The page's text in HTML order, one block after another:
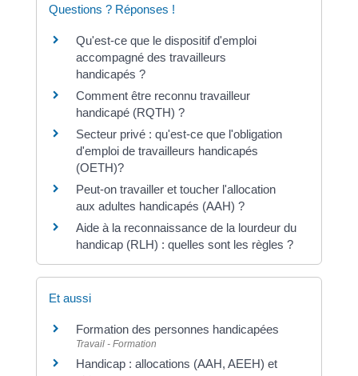
Questions ? Réponses !
Qu'est-ce que le dispositif d'emploi
accompagné des travailleurs
handicapés ?
Comment être reconnu travailleur
handicapé (RQTH) ?
Secteur privé : qu'est-ce que l'obligation
d'emploi de travailleurs handicapés
(OETH)?
Peut-on travailler et toucher l'allocation
aux adultes handicapés (AAH) ?
Aide à la reconnaissance de la lourdeur du
handicap (RLH) : quelles sont les règles ?
Et aussi
Formation des personnes handicapées
Travail - Formation
Handicap : allocations (AAH, AEEH) et